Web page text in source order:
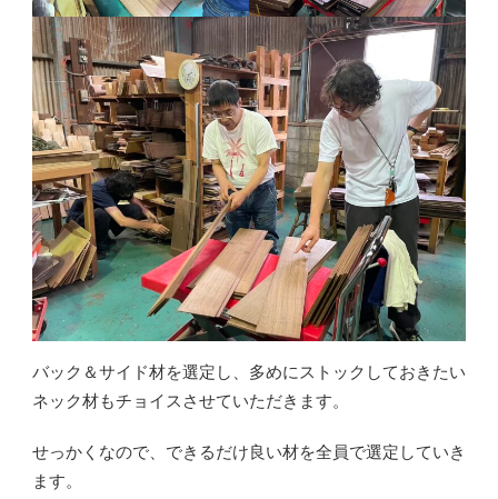
バック＆サイド材を選定し、多めにストックしておきたい
ネック材もチョイスさせていただきます。
せっかくなので、できるだけ良い材を全員で選定していき
ます。